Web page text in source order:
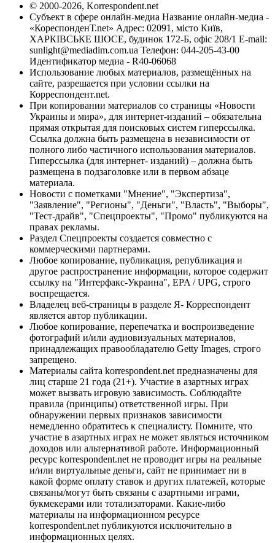
© 2000-2026, Korrespondent.net
Субъект в сфере онлайн-медиа Название онлайн-медиа -
«КореспонденТ.net» Адрес: 02091, місто Київ,
ХАРКІВСЬКЕ ШОСЕ, будинок 172-Б, офіс 208/1 E-mail:
sunlight@mediadim.com.ua Телефон: 044-205-43-00
Идентификатор медиа - R40-06068
Использование любых материалов, размещённых на
сайте, разрешается при условии ссылки на
Корреспондент.net.
При копировании материалов со страницы «Новости
Украины и мира», для интернет-изданий – обязательна
прямая открытая для поисковых систем гиперссылка.
Ссылка должна быть размещена в независимости от
полного либо частичного использования материалов.
Гиперссылка (для интернет- изданий) – должна быть
размещена в подзаголовке или в первом абзаце
материала.
Новости с пометками "Мнение", "Экспертиза",
"Заявление", "Регионы", "Деньги", "Власть", "Выборы",
"Тест-драйв", "Спецпроекты", "Промо" публикуются на
правах рекламы.
Раздел Спецпроекты создается совместно с
коммерческими партнерами.
Любое копирование, публикация, републикация и
другое распространение информации, которое содержит
ссылку на "Интерфакс-Украина", EPA / UPG, строго
воспрещается.
Владелец веб-страницы в разделе Я- Корреспондент
является автор публикации.
Любое копирование, перепечатка и воспроизведение
фотографий и/или аудиовизуальных материалов,
принадлежащих правообладателю Getty Images, строго
запрещено.
Материалы сайта korrespondent.net предназначены для
лиц старше 21 года (21+). Участие в азартных играх
может вызвать игровую зависимость. Соблюдайте
правила (принципы) ответственной игры. При
обнаружении первых признаков зависимости
немедленно обратитесь к специалисту. Помните, что
участие в азартных играх не может являться источником
доходов или альтернативой работе. Информационный
ресурс korrespondent.net не проводит игры на реальные
и/или виртуальные деньги, сайт не принимает ни в
какой форме оплату ставок и других платежей, которые
связаны/могут быть связаны с азартными играми,
букмекерами или тотализаторами. Какие-либо
материалы на информационном ресурсе
korrespondent.net публикуются исключительно в
информационных целях.